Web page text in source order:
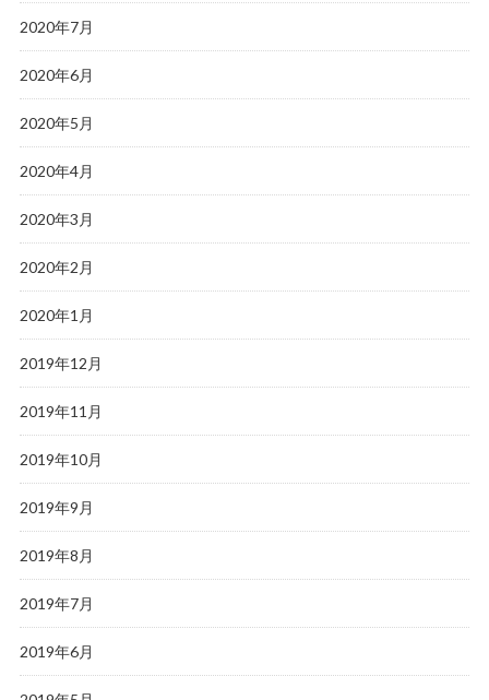
2020年7月
2020年6月
2020年5月
2020年4月
2020年3月
2020年2月
2020年1月
2019年12月
2019年11月
2019年10月
2019年9月
2019年8月
2019年7月
2019年6月